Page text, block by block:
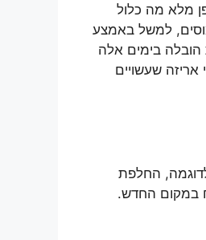
מלא מה כלול
למשל באמצע
הובלה בימים אלה
שעשויים
החלפת
במקום החדש.